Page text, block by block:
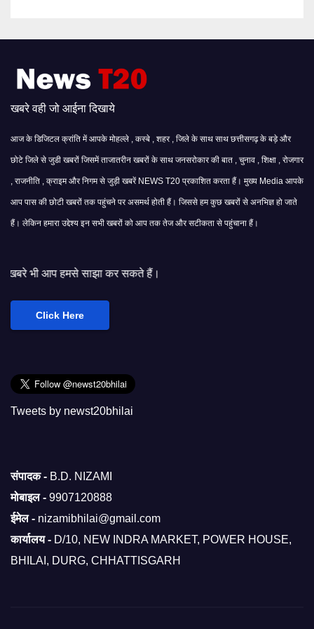
खबरे वही जो आईना दिखाये
आज के डिजिटल क्रांति में आपके मोहल्ले , कस्बे , शहर , जिले के साथ साथ छत्तीसगढ़ के बड़े और
छोटे जिले से जुडी खबरों जिसमें ताजातरीन खबरों के साथ जनसरोकार की बात , चुनाव , शिक्षा , रोजगार
, राजनीति , क्राइम और निगम से जुड़ी खबरें NEWS T20 प्रकाशित करता हैं। मुख्य Media आपके
आप पास की छोटी खबरों तक पहुंचने पर असमर्थ होती हैं। जिससे हम कुछ खबरों से अनभिज्ञ हो जाते
हैं। लेकिन हमारा उद्देश्य इन सभी खबरों को आप तक तेज और सटीकता से पहुंचाना हैं।
साझा कर सकते हैं।
Click Here
Tweets by newst20bhilai
संपादक - B.D. NIZAMI
मोबाइल - 9907120888
ईमेल - nizamibhilai@gmail.com
कार्यालय - D/10, NEW INDRA MARKET, POWER HOUSE,
BHILAI, DURG, CHHATTISGARH